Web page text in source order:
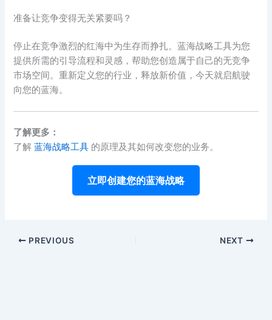
准备让竞争变得无关紧要吗？
停止在竞争激烈的红海中为生存而挣扎。蓝海战略工具为您
提供所需的引导流程和灵感，帮助您创造属于自己的无竞争
市场空间。重新定义您的行业，释放新价值，今天就启航驶
向您的蓝海。
了解更多：
了解蓝海战略工具 的原理及其如何改变您的业务。
立即创建您的蓝海战略
PREVIOUS NEXT